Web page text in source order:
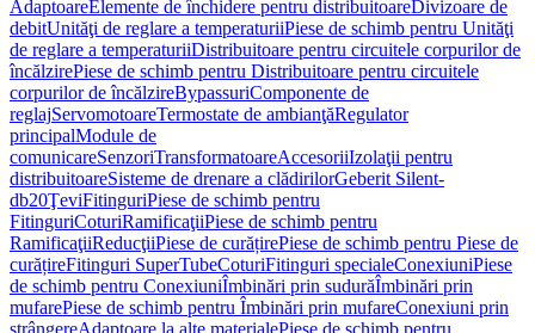
AdaptoareElemente de închidere pentru distribuitoareDivizoare de
debitUnităţi de reglare a temperaturiiPiese de schimb pentru Unităţi
de reglare a temperaturiiDistribuitoare pentru circuitele corpurilor de
încălzirePiese de schimb pentru Distribuitoare pentru circuitele
corpurilor de încălzireBypassuriComponente de
reglajServomotoareTermostate de ambianţăRegulator
principalModule de
comunicareSenzoriTransformatoareAccesoriiIzolaţii pentru
distribuitoareSisteme de drenare a clădirilorGeberit Silent-
db20ŢeviFitinguriPiese de schimb pentru
FitinguriCoturiRamificaţiiPiese de schimb pentru
RamificaţiiReducţiiPiese de curățirePiese de schimb pentru Piese de
curățireFitinguri SuperTubeCoturiFitinguri specialeConexiuniPiese
de schimb pentru ConexiuniÎmbinări prin sudurăÎmbinări prin
mufarePiese de schimb pentru Îmbinări prin mufareConexiuni prin
strângereAdaptoare la alte materialePiese de schimb pentru